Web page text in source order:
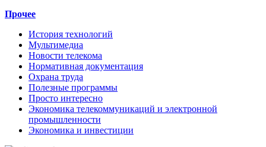
Прочее
История технологий
Мультимедиа
Новости телекома
Нормативная документация
Охрана труда
Полезные программы
Просто интересно
Экономика телекоммуникаций и электронной
промышленности
Экономика и инвестиции